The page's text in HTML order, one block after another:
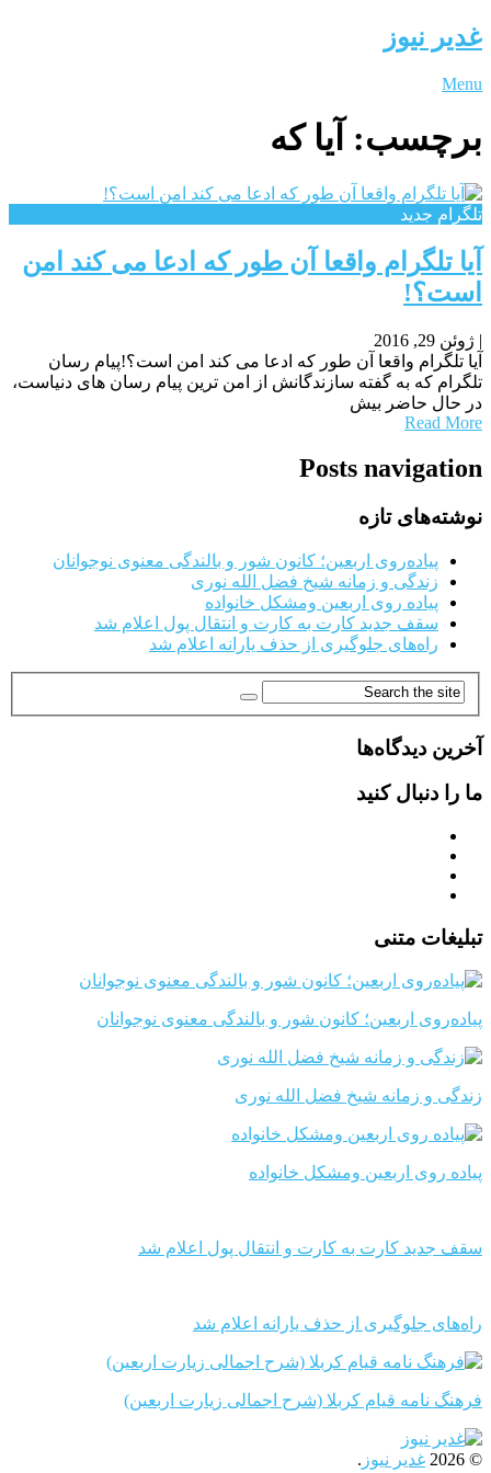
غدیر نیوز
Menu
برچسب: آیا که
تلگرام جدید
آیا تلگرام واقعا آن طور که ادعا می کند امن
است؟!
| ژوئن 29, 2016
آیا تلگرام واقعا آن طور که ادعا می کند امن است؟!پیام رسان
تلگرام که به گفته سازندگانش از امن ترین پیام رسان های دنیاست،
در حال حاضر بیش
Read More
Posts navigation
نوشته‌های تازه
پیاده‌روی اربعین؛ کانون شور و بالندگی معنوی نوجوانان
زندگی و زمانه شیخ فضل الله نوری
پیاده روی اربعین ومشکل خانواده
سقف جدید کارت به کارت و انتقال پول اعلام شد
راه‌های جلوگیری از حذف یارانه اعلام شد
آخرین دیدگاه‌ها
ما را دنبال کنید
تبلیغات متنی
پیاده‌روی اربعین؛ کانون شور و بالندگی معنوی نوجوانان
زندگی و زمانه شیخ فضل الله نوری
پیاده روی اربعین ومشکل خانواده
سقف جدید کارت به کارت و انتقال پول اعلام شد
راه‌های جلوگیری از حذف یارانه اعلام شد
فرهنگ نامه قیام کربلا (شرح اجمالی زیارت اربعین)
© 2026 غدیر نیوز .